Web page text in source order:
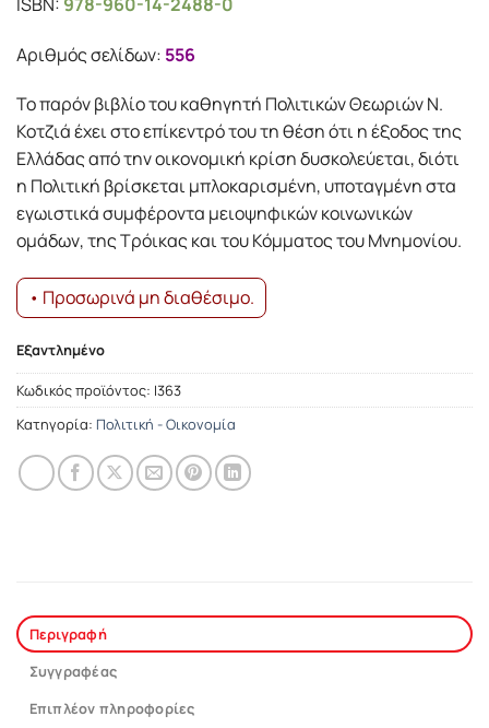
Αριθμός σελίδων: 556
Το παρόν βιβλίο του καθηγητή Πολιτικών Θεωριών Ν.
Κοτζιά έχει στο επίκεντρό του τη θέση ότι η έξοδος της
Ελλάδας από την οικονομική κρίση δυσκολεύεται, διότι
η Πολιτική βρίσκεται μπλοκαρισμένη, υποταγμένη στα
εγωιστικά συμφέροντα μειοψηφικών κοινωνικών
ομάδων, της Τρόικας και του Κόμματος του Μνημονίου.
• Προσωρινά μη διαθέσιμο.
Εξαντλημένο
Κωδικός προϊόντος: Ι363
Κατηγορία: Πολιτική - Οικονομία
Περιγραφή
Συγγραφέας
Επιπλέον πληροφορίες